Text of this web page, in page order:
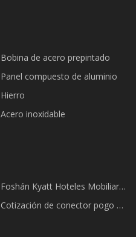
Bobina de acero prepintado
Panel compuesto de aluminio
Hierro
Acero inoxidable
Foshán Kyatt Hoteles Mobiliario
Co., Ltd.
Cotización de conector pogo de